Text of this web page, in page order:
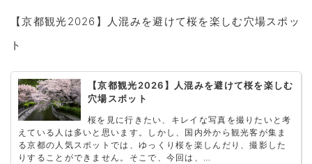
【京都観光2026】人混みを避けて桜を楽しむ穴場スポッ
ト
【京都観光2026】人混みを避けて桜を楽しむ
穴場スポット
桜を見に行きたい、キレイな写真を撮りたいと考
えている人は多いと思います。しかし、国内外から観光客が集ま
る京都の人気スポットでは、ゆっくり桜を楽しんだり、撮影した
りすることができません。そこで、今回は、…